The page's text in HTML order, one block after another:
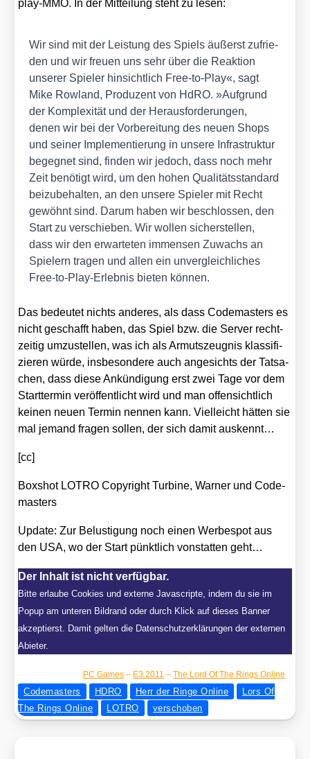
play-MMO. In der Mit­tei­lung steht zu lesen:
Wir sind mit der Leis­tung des Spiels äußerst zufrie­
den und wir freu­en uns sehr über die Reak­ti­on
unse­rer Spie­ler hin­sicht­lich Free-to-Play«, sagt
Mike Row­land, Pro­du­zent von HdRO. »Auf­grund
der Kom­ple­xi­tät und der Her­aus­for­de­run­gen,
denen wir bei der Vor­be­rei­tung des neu­en Shops
und sei­ner Imple­men­tie­rung in unse­re Infra­struk­tur
begeg­net sind, fin­den wir jedoch, dass noch mehr
Zeit benö­tigt wird, um den hohen Qua­li­täts­stan­dard
bei­zu­be­hal­ten, an den unse­re Spie­ler mit Recht
gewöhnt sind. Dar­um haben wir beschlos­sen, den
Start zu ver­schie­ben. Wir wol­len sicher­stel­len,
dass wir den erwar­te­ten immensen Zuwachs an
Spie­lern tra­gen und allen ein unver­gleich­li­ches
Free-to-Play-Erleb­nis bie­ten kön­nen.
Das bedeu­tet nichts ande­res, als dass Code­mas­ters es
nicht geschafft haben, das Spiel bzw. die Ser­ver recht­
zei­tig umzu­stel­len, was ich als Armuts­zeug­nis klas­si­fi­
zie­ren wür­de, ins­be­son­de­re auch ange­sichts der Tat­sa­
chen, dass die­se Ankün­di­gung erst zwei Tage vor dem
Start­ter­min ver­öf­fent­licht wird und man offen­sicht­lich
kei­nen neu­en Ter­min nen­nen kann. Viel­leicht hät­ten sie
mal jemand fra­gen sol­len, der sich damit aus­kennt…
[cc]
Box­shot LOTRO Copy­right Tur­bi­ne, War­ner und Code­
mas­ters
Update: Zur Belus­ti­gung noch einen Wer­be­spot aus
den USA, wo der Start pünkt­lich von­stat­ten geht…
Der Inhalt ist nicht verfügbar.
Bitte erlaube Cookies und externe Javascripte, indem du sie im
Popup am unteren Bildrand oder durch Klick auf dieses Banner
akzeptierst. Damit gelten die Datenschutzerklärungen der externen
Abieter.
PC Games – E3 2011 –The Lord Of The Rings Online
Codemasters HDRO Herr der Ringe Online
Lors Of
The Rings Online
LOTRO verschoben